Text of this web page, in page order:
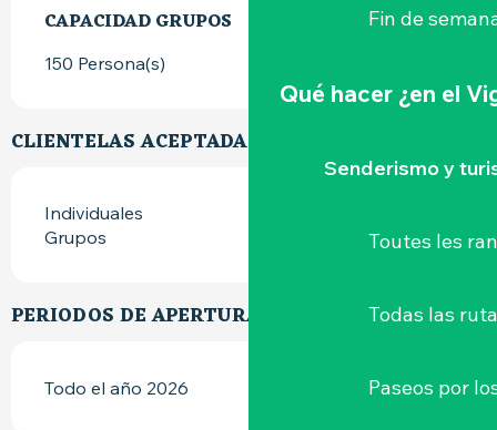
Fin de
Qué hacer ¿en el
Senderismo y
Toutes les
Todas las
Paseos por
CAPACIDAD GRUPOS
CAPACIDAD GRUPOS
150 Persona(s)
CLIENTELAS ACEPTADAS
Individuales
Grupos
PERIODOS DE APERTURA
Todo el año 2026